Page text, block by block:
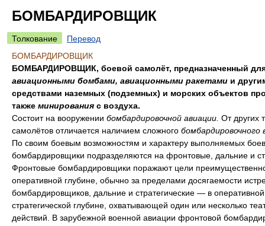
БОМБАРДИРОВЩИК
Толкование
Перевод
БОМБАРДИРОВЩИК
БОМБАРДИРОВЩИК, боевой самолёт, предназначенный
авиационными бомбами, авиационными ракетами и
средствами наземных (подземных) и морских объектов
также минирования с воздуха.
Состоит на вооружении бомбардировочной авиации. От других
самолётов отличается наличием сложного бомбардировочного
По своим боевым возможностям и характеру выполняемых
бомбардировщики подразделяются на фронтовые, дальние и
Фронтовые бомбардировщики поражают цели
оперативной глубине, обычно за пределами досягаемости
бомбардировщиков, дальние и стратегические — в
стратегической глубине, охватывающей один или несколько
действий. В зарубежной военной авиации фронтовой